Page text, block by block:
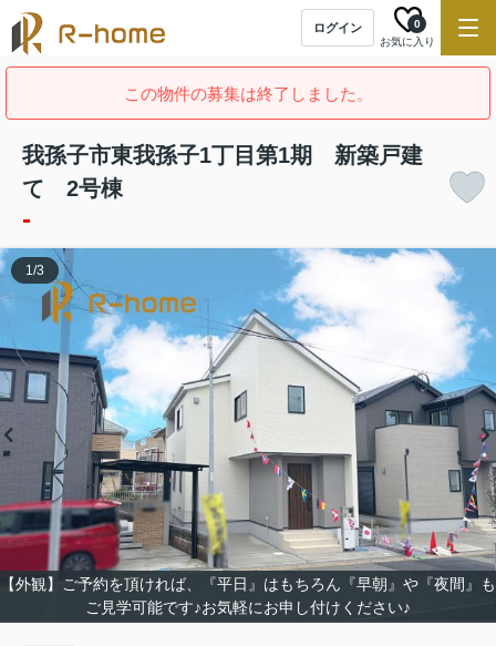
ログイン
お気に入り
0
この物件の募集は終了しました。
我孫子市東我孫子1丁目第1期 新築戸建
て 2号棟
-
【外観】ご予約を頂ければ、『平日』はもちろん『早朝』や『夜間』も
ご見学可能です♪お気軽にお申し付けください♪
1/3